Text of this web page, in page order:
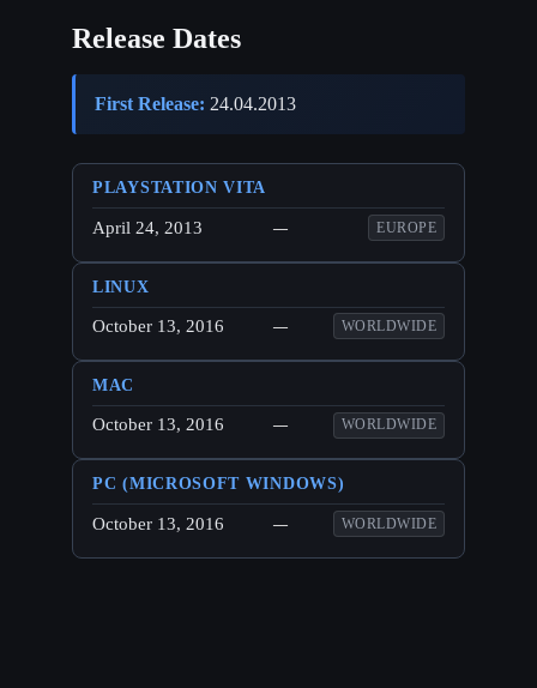
Release Dates
First Release: 24.04.2013
PLAYSTATION VITA
April 24, 2013 — EUROPE
LINUX
October 13, 2016 — WORLDWIDE
MAC
October 13, 2016 — WORLDWIDE
PC (MICROSOFT WINDOWS)
October 13, 2016 — WORLDWIDE